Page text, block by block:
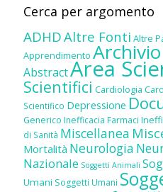
Cerca per argomento
ADHDAltre Fonti Altre
Apprendimento
AbstractArea
Scientifici Cardiologia
Scientifico Depressione
Generico Inefficacia Farmaci
di Sanità Miscellanea
Mortalità Neurologia
Nazionale Soggetti Animali
Umani Soggetti Umani